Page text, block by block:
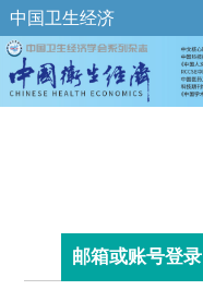
中国卫生经济
邮箱或账号登录